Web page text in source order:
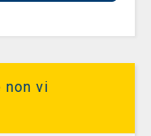
non vi